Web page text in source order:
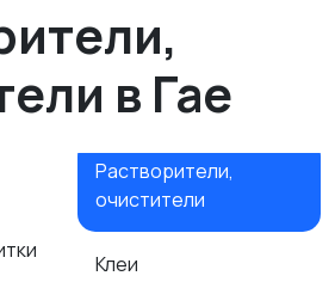
в Гае
Растворители,
очистители
Клеи